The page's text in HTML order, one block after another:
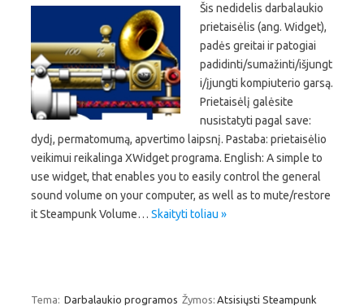
Šis nedidelis darbalaukio
prietaisėlis (ang. Widget),
padės greitai ir patogiai
padidinti/sumažinti/išjungt
i/įjungti kompiuterio garsą.
Prietaisėlį galėsite
nusistatyti pagal save:
dydį, permatomumą, apvertimo laipsnį. Pastaba: prietaisėlio
veikimui reikalinga XWidget programa. English: A simple to
use widget, that enables you to easily control the general
sound volume on your computer, as well as to mute/restore
it Steampunk Volume… Skaityti toliau »
Tema: Darbalaukio programos Žymos: Atsisiųsti Steampunk